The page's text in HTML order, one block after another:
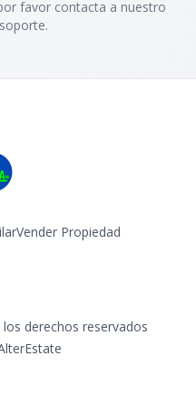
favor contacta a nuestro
Vender Propiedad
derechos reservados